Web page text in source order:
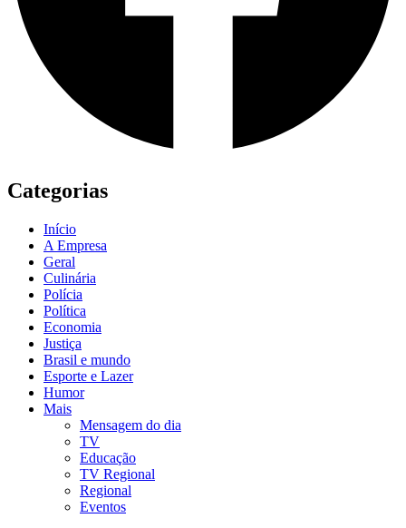
Categorias
Início
A Empresa
Geral
Culinária
Polícia
Política
Economia
Justiça
Brasil e mundo
Esporte e Lazer
Humor
Mais
Mensagem do dia
TV
Educação
TV Regional
Regional
Eventos